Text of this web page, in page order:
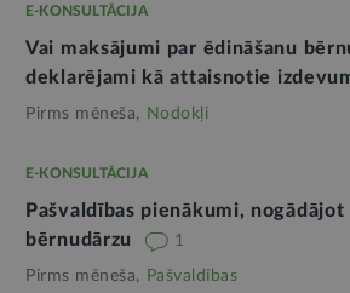
E-KONSULTĀCIJA
Vai maksājumi par ēdināšanu
deklarējami kā attaisnotie
Pirms mēneša, Nodokļi
E-KONSULTĀCIJA
Pašvaldības pienākumi, nogādājot
bērnudārzu
1
Pirms mēneša, Pašvaldības